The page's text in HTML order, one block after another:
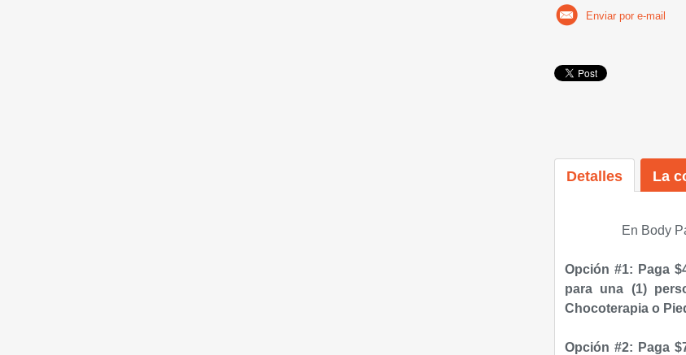
Enviar por e-mail
Detalles La
En Body
Opción #1: Paga
para una (1)
Chocoterapia o
Opción #2: Paga